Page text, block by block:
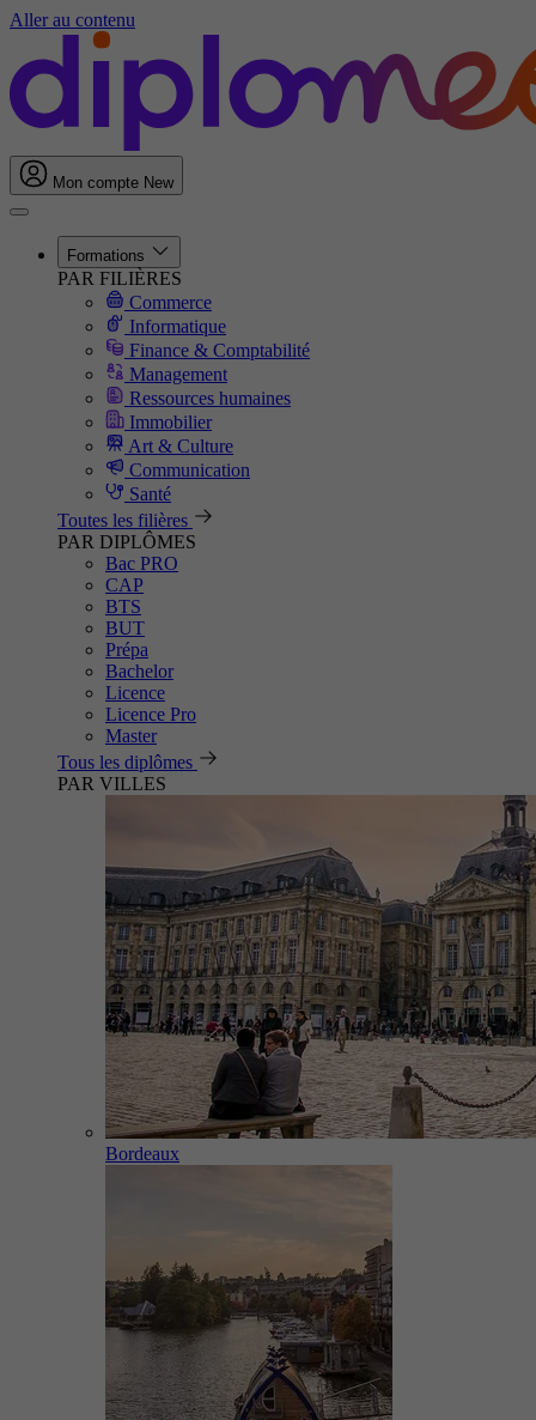
Aller au contenu
Mon compte New
Formations
PAR FILIÈRES
Commerce
Informatique
Finance & Comptabilité
Management
Ressources humaines
Immobilier
Art & Culture
Communication
Santé
Toutes les filières
PAR DIPLÔMES
Bac PRO
CAP
BTS
BUT
Prépa
Bachelor
Licence
Licence Pro
Master
Tous les diplômes
PAR VILLES
Bordeaux